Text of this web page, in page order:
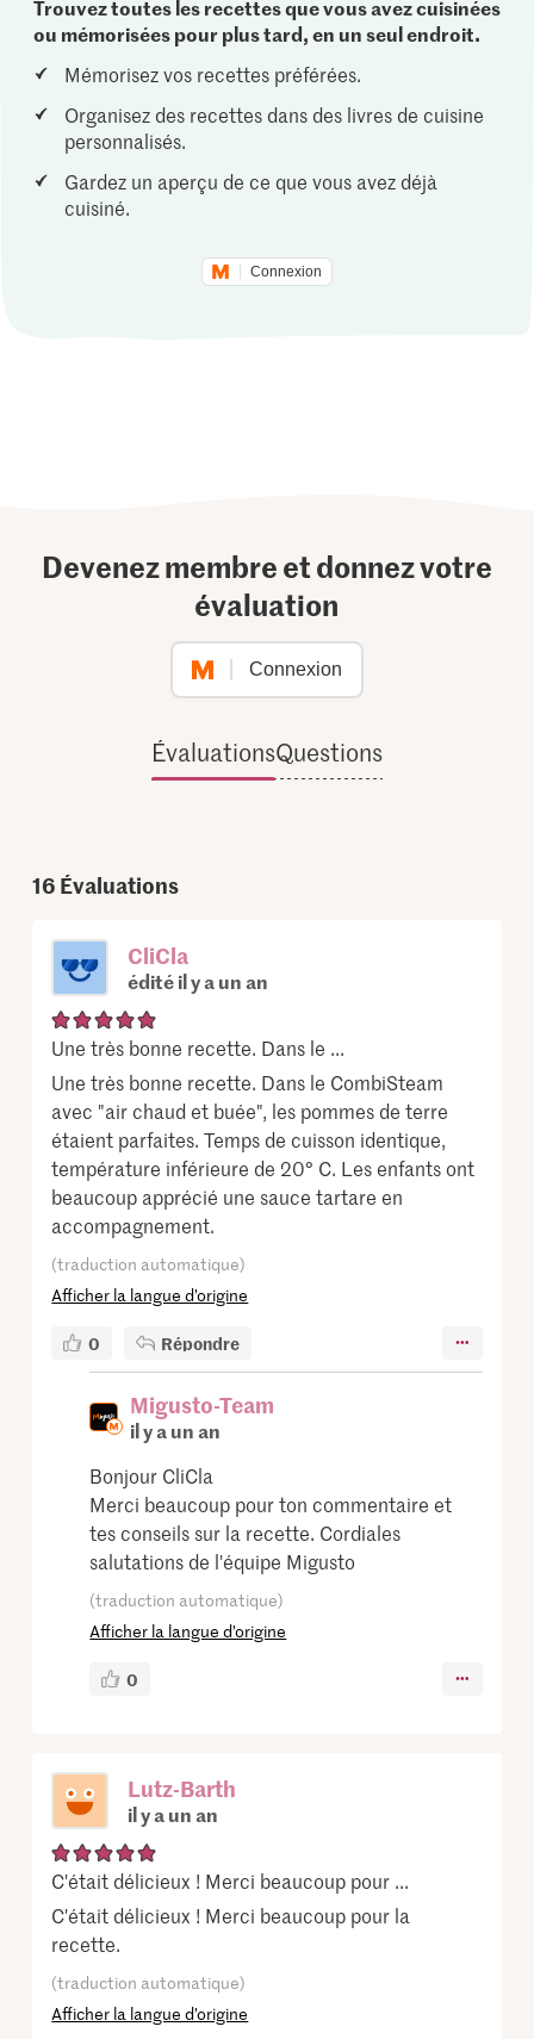
Trouvez toutes les recettes que vous avez cuisinées
ou mémorisées pour plus tard, en un seul endroit.
Mémorisez vos recettes préférées.
Organisez des recettes dans des livres de cuisine
personnalisés.
Gardez un aperçu de ce que vous avez déjà
cuisiné.
Connexion
Devenez membre et donnez votre
évaluation
Connexion
ÉvaluationsQuestions
16 Évaluations
CliCla
édité il y a un an
Une très bonne recette. Dans le ...
Une très bonne recette. Dans le CombiSteam
avec "air chaud et buée", les pommes de terre
étaient parfaites. Temps de cuisson identique,
température inférieure de 20° C. Les enfants ont
beaucoup apprécié une sauce tartare en
accompagnement.
(traduction automatique)
Afficher la langue d’origine
0 Répondre
Migusto-Team
il y a un an
Bonjour CliCla
Merci beaucoup pour ton commentaire et
tes conseils sur la recette. Cordiales
salutations de l'équipe Migusto
(traduction automatique)
Afficher la langue d’origine
0
Lutz-Barth
il y a un an
C'était délicieux ! Merci beaucoup pour ...
C'était délicieux ! Merci beaucoup pour la
recette.
(traduction automatique)
Afficher la langue d’origine